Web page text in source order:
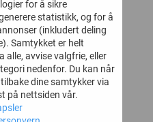
50%
for å sikre
statistikk, og for å
(inkludert deling
Samtykket er helt
alle, avvise valgfrie, eller
nedenfor. Du kan når
dine samtykker via
på nettsiden vår.